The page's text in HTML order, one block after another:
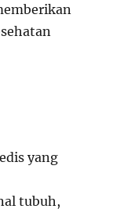
yang
tubuh,